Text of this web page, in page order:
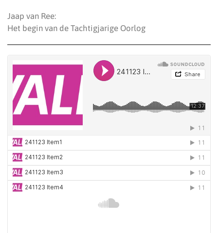
Jaap van Ree:
Het begin van de Tachtigjarige Oorlog